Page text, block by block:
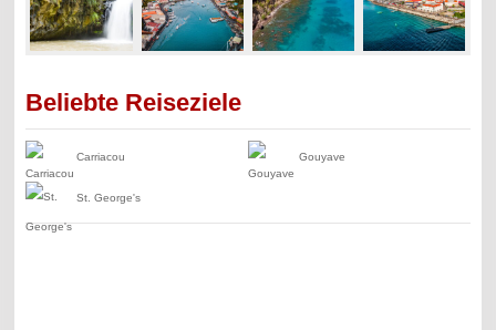
Beliebte Reiseziele
Carriacou Gouyave
St. George's